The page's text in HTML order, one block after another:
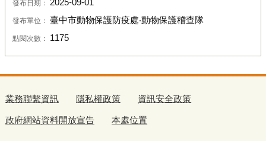
發布日期： 2025-09-01
發布單位： 臺中市動物保護防疫處‧動物保護稽查隊
點閱次數： 1175
業務聯繫資訊 隱私權政策 資訊安全政策
政府網站資料開放宣告 本處位置